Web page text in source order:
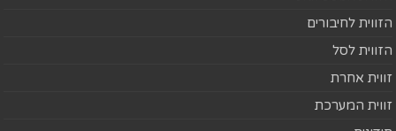
הזווית לחיבורים
הזווית לסל
זווית אחרת
זווית המערכת